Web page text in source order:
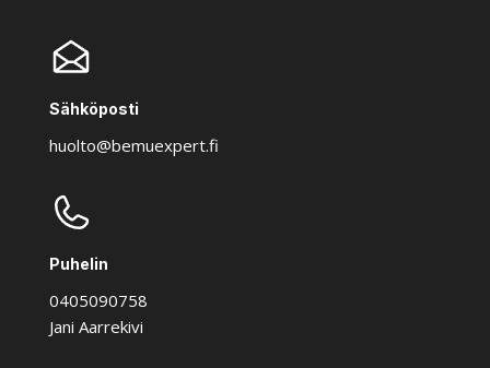
Sähköposti
huolto@bemuexpert.fi
Puhelin
0405090758
Jani Aarrekivi